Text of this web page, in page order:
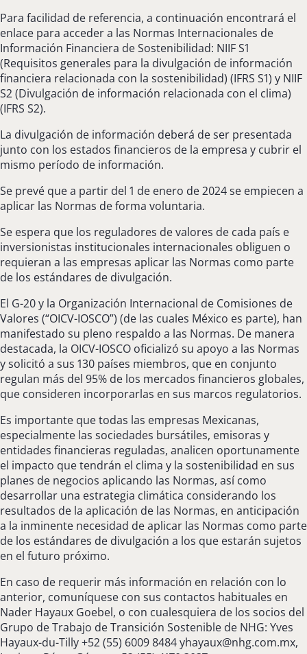
Para facilidad de referencia, a continuación encontrará el
enlace para acceder a las Normas Internacionales de
Información Financiera de Sostenibilidad: NIIF S1
(Requisitos generales para la divulgación de información
financiera relacionada con la sostenibilidad) (IFRS S1) y NIIF
S2 (Divulgación de información relacionada con el clima)
(IFRS S2).
La divulgación de información deberá de ser presentada
junto con los estados financieros de la empresa y cubrir el
mismo período de información.
Se prevé que a partir del 1 de enero de 2024 se empiecen a
aplicar las Normas de forma voluntaria.
Se espera que los reguladores de valores de cada país e
inversionistas institucionales internacionales obliguen o
requieran a las empresas aplicar las Normas como parte
de los estándares de divulgación.
El G-20 y la Organización Internacional de Comisiones de
Valores (“OICV-IOSCO”) (de las cuales México es parte), han
manifestado su pleno respaldo a las Normas. De manera
destacada, la OICV-IOSCO oficializó su apoyo a las Normas
y solicitó a sus 130 países miembros, que en conjunto
regulan más del 95% de los mercados financieros globales,
que consideren incorporarlas en sus marcos regulatorios.
Es importante que todas las empresas Mexicanas,
especialmente las sociedades bursátiles, emisoras y
entidades financieras reguladas, analicen oportunamente
el impacto que tendrán el clima y la sostenibilidad en sus
planes de negocios aplicando las Normas, así como
desarrollar una estrategia climática considerando los
resultados de la aplicación de las Normas, en anticipación
a la inminente necesidad de aplicar las Normas como parte
de los estándares de divulgación a los que estarán sujetos
en el futuro próximo.
En caso de requerir más información en relación con lo
anterior, comuníquese con sus contactos habituales en
Nader Hayaux Goebel, o con cualesquiera de los socios del
Grupo de Trabajo de Transición Sostenible de NHG: Yves
Hayaux-du-Tilly +52 (55) 6009 8484yhayaux@nhg.com.mx,